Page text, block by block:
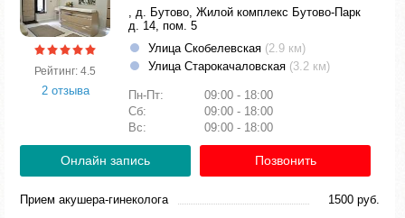
Рейтинг: 4.5
2 отзыва
, д. Бутово, Жилой комплекс Бутово-Парк
д. 14, пом. 5
Улица Скобелевская (2.9 км)
Улица Старокачаловская (3.2 км)
Пн-Пт:
09:00 - 18:00
Сб:
09:00 - 18:00
Вс:
09:00 - 18:00
Онлайн запись Позвонить
Прием акушера-гинеколога
1500 руб.